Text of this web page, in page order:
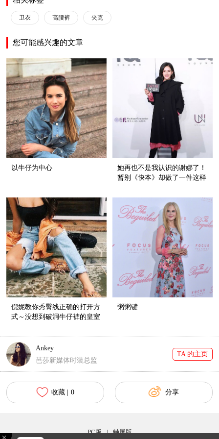
卫衣 高腰裤 夹克
您可能感兴趣的文章
以牛仔为中心
她再也不是我认识的谢娜了！
暂别《快本》却做了一件这样
倪妮教你秀臀线正确的打开方
式～没想到破洞牛仔裤的皇室
粥粥键
Ankey
芭莎新媒体时装总监
TA 的主页
收藏 | 0 分享
PC版 | 触屏版